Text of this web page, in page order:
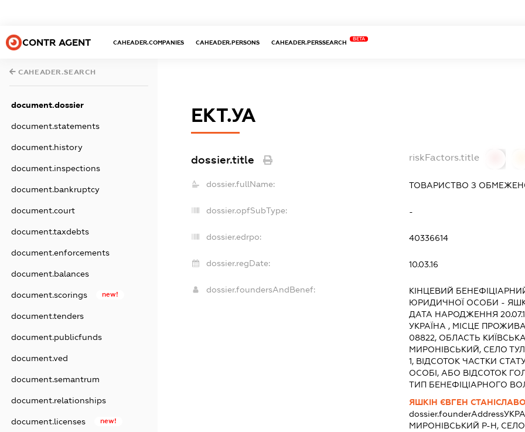
CONTR AGENT CAHEADER.COMPANIES CAHEADER.PERSONS CAHEADER.PERSSEARCH
BETA
CAHEADER.SEARCH
document.dossier
document.statements
document.history
document.inspections
document.bankruptcy
document.court
document.taxdebts
document.enforcements
document.balances
document.scorings new!
document.tenders
document.publicfunds
document.ved
document.semantrum
document.relationships
document.licenses new!
ЕКТ.УА
dossier.title riskFactors.title
dossier.fullName: ТОВАРИСТВО З
dossier.opfSubType: -
dossier.edrpo: 40336614
dossier.regDate: 10.03.16
dossier.foundersAndBenef:
КІНЦЕВИЙ
ЮРИДИЧНОЇ ОСОБИ -
ДАТА НАРОДЖЕННЯ
УКРАЇНА , МІСЦЕ
08822, ОБЛАСТЬ
МИРОНІВСЬКИЙ, СЕЛО
1, ВІДСОТОК ЧАСТКИ
ОСОБІ, АБО ВІДСОТОК
ТИП БЕНЕФІЦІАРНОГО
ЯШКІН ЄВГЕН
dossier.founderAddress
МИРОНІВСЬКИЙ Р-Н,